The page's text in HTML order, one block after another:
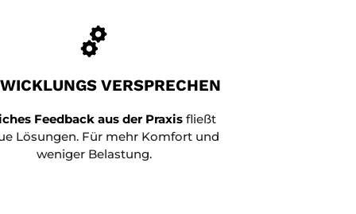
VERSPRECHEN
Feedback aus der Praxis fließt
Lösungen. Für mehr Komfort und
weniger Belastung.